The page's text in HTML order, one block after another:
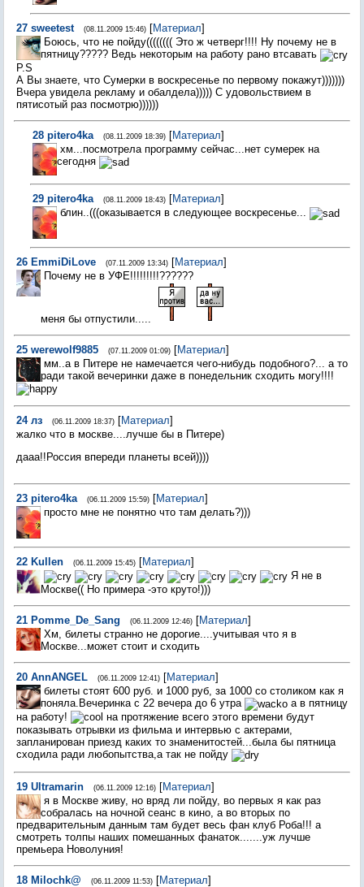
27 sweetest (08.11.2009 15:46) [Материал]
Боюсь, что не пойду(((((((( Это ж четверг!!!! Ну почему не в
пятницу????? Ведь некоторым на работу рано втсавать
P.S
А Вы знаете, что Сумерки в воскресенье по первому покажут)))))))
Вчера увидела рекламу и обалдела))))) С удовольствием в
пятисотый раз посмотрю))))))
28 pitero4ka (08.11.2009 18:39) [Материал]
хм...посмотрела программу сейчас...нет сумерек на
сегодня
29 pitero4ka (08.11.2009 18:43) [Материал]
блин..(((оказывается в следующее воскресенье...
26 EmmiDiLove (07.11.2009 13:34) [Материал]
Почему не в УФЕ!!!!!!!!!??????
меня бы отпустили.....
25 werewolf9885 (07.11.2009 01:09) [Материал]
мм..а в Питере не намечается чего-нибудь подобного?... а то
ради такой вечеринки даже в понедельник сходить могу!!!!
24 лз (06.11.2009 18:37) [Материал]
жалко что в москве....лучше бы в Питере)
дааа!!Россия впереди планеты всей))))
23 pitero4ka (06.11.2009 15:59) [Материал]
просто мне не понятно что там делать?)))
22 Kullen (06.11.2009 15:45) [Материал]
Я не в
Москве(( Но примера -это круто!)))
21 Pomme_De_Sang (06.11.2009 12:46) [Материал]
Хм, билеты странно не дорогие....учитывая что я в
Москве...может стоит и сходить
20 AnnANGEL (06.11.2009 12:41) [Материал]
билеты стоят 600 руб. и 1000 руб, за 1000 со столиком как я
поняла.Вечеринка с 22 вечера до 6 утра
а в пятницу
на работу!
на протяжение всего этого времени будут
показывать отрывки из фильма и интервью с актерами,
запланирован приезд каких то знаменитостей...была бы пятница
сходила ради любопытства,а так не пойду
19 Ultramarin (06.11.2009 12:16) [Материал]
я в Москве живу, но вряд ли пойду, во первых я как раз
собралась на ночной сеанс в кино, а во вторых по
предварительным данным там будет весь фан клуб Роба!!! а
смотреть толпы наших помешанных фанаток.......уж лучше
премьера Новолуния!
18 Milochk@ (06.11.2009 11:53) [Материал]